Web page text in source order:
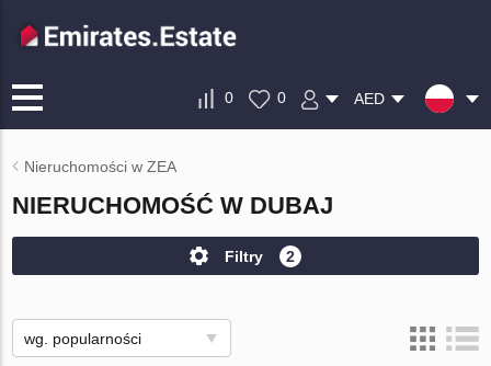
0 0 AED
Nieruchomości w ZEA
NIERUCHOMOŚĆ W DUBAJ
Filtry 2
wg. popularności